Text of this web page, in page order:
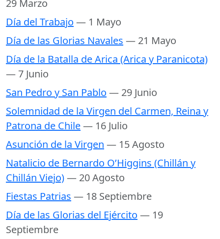
29 Marzo
Día del Trabajo — 1 Mayo
Día de las Glorias Navales — 21 Mayo
Día de la Batalla de Arica (Arica y Paranicota)
— 7 Junio
San Pedro y San Pablo — 29 Junio
Solemnidad de la Virgen del Carmen, Reina y
Patrona de Chile— 16 Julio
Asunción de la Virgen — 15 Agosto
Natalicio de Bernardo O’Higgins (Chillán y
Chillán Viejo)— 20 Agosto
Fiestas Patrias — 18 Septiembre
Día de las Glorias del Ejército — 19
Septiembre